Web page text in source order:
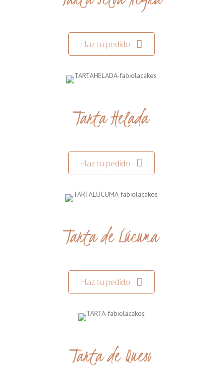
Haz tu pedido
Tarta Helada
Haz tu pedido
Tarta de Lúcuma
Haz tu pedido
Tarta de Queso